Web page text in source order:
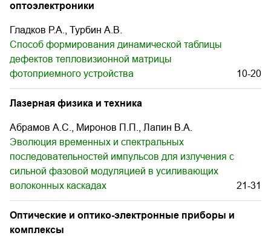
оптоэлектроники
Гладков Р.А., Турбин А.В.
Способ формирования динамической таблицы
дефектов тепловизионной матрицы
фотоприемного устройства
10-20
Лазерная физика и техника
Абрамов А.С., Миронов П.П., Лапин В.А.
Эволюция временных и спектральных
последовательностей импульсов для излучения с
сильной фазовой модуляцией в усиливающих
волоконных каскадах
21-31
Оптические и оптико-электронные приборы и
комплексы